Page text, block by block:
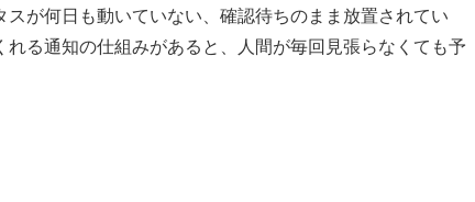
が何日も動いていない、確認待ちのまま放置されてい
る通知の仕組みがあると、人間が毎回見張らなくても予